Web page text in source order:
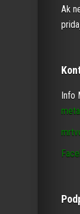
Ak
Info